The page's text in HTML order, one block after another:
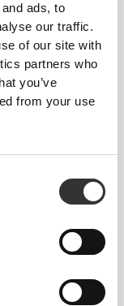
ads, to
our traffic.
of our site with
partners who
you’ve
from your use
10%
Μήλο και
g